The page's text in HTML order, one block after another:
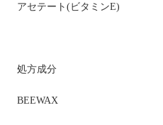
アセテート(ビタミンE)
処方成分
BEEWAX